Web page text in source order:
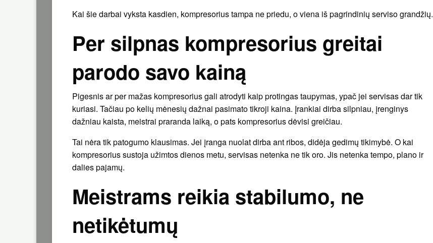
Kai šie darbai vyksta kasdien, kompresorius tampa ne priedu, o viena iš pagrindinių serviso grandžių.
Per silpnas kompresorius greitai
parodo savo kainą
Pigesnis ar per mažas kompresorius gali atrodyti kaip protingas taupymas, ypač jei servisas dar tik
kuriasi. Tačiau po kelių mėnesių dažnai pasimato tikroji kaina. Įrankiai dirba silpniau, įrenginys
dažniau kaista, meistrai praranda laiką, o pats kompresorius dėvisi greičiau.
Tai nėra tik patogumo klausimas. Jei įranga nuolat dirba ant ribos, didėja gedimų tikimybė. O kai
kompresorius sustoja užimtos dienos metu, servisas netenka ne tik oro. Jis netenka tempo, plano ir
dalies pajamų.
Meistrams reikia stabilumo, ne
netikėtumų